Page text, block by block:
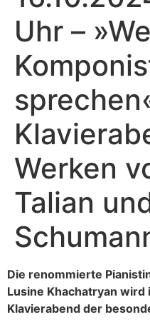
Uhr –
Werken
Talian
Die renommierte
Lusine Khachatryan wird
Klavierabend der